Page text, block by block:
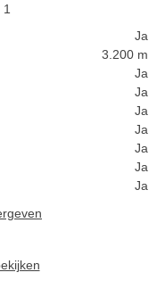
1
Ja
3.200 m
Ja
Ja
Ja
Ja
Ja
Ja
Ja